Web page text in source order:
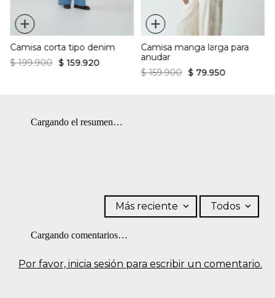
+
Camisa corta tipo denim
$ 199.900 $ 159.920
+
Camisa manga larga para
anudar
$ 159.900 $ 79.950
Cargando el resumen…
Por favor, inicia sesión para escribir un comentario.
Más reciente Todos
Cargando comentarios…